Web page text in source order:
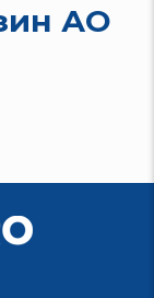
АО